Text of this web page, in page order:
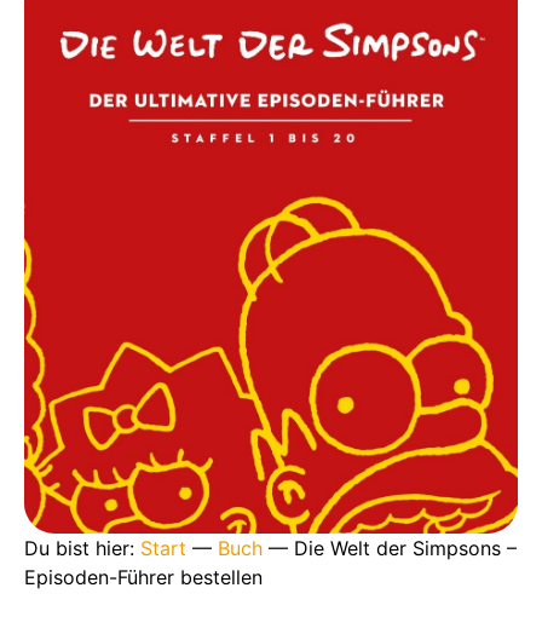
Du bist hier: Start — Buch — Die Welt der Simpsons –
Episoden-Führer bestellen